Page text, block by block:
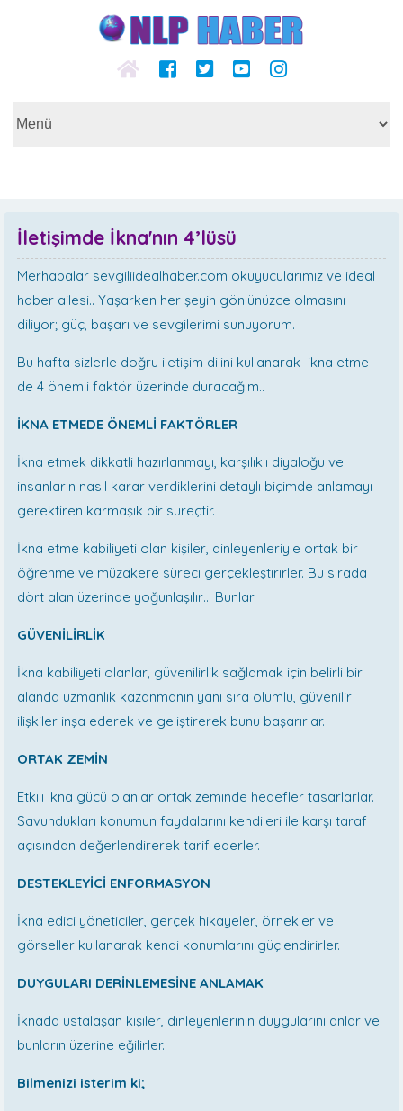
İletişimde İkna'nın 4’lüsü
Merhabalar sevgiliidealhaber.com okuyucularımız ve ideal
haber ailesi.. Yaşarken her şeyin gönlünüzce olmasını
diliyor; güç, başarı ve sevgilerimi sunuyorum.
Bu hafta sizlerle doğru iletişim dilini kullanarak ikna etme
de 4 önemli faktör üzerinde duracağım..
İKNA ETMEDE ÖNEMLİ FAKTÖRLER
İkna etmek dikkatli hazırlanmayı, karşılıklı diyaloğu ve
insanların nasıl karar verdiklerini detaylı biçimde anlamayı
gerektiren karmaşık bir süreçtir.
İkna etme kabiliyeti olan kişiler, dinleyenleriyle ortak bir
öğrenme ve müzakere süreci gerçekleştirirler. Bu sırada
dört alan üzerinde yoğunlaşılır… Bunlar
GÜVENİLİRLİK
İkna kabiliyeti olanlar, güvenilirlik sağlamak için belirli bir
alanda uzmanlık kazanmanın yanı sıra olumlu, güvenilir
ilişkiler inşa ederek ve geliştirerek bunu başarırlar.
ORTAK ZEMİN
Etkili ikna gücü olanlar ortak zeminde hedefler tasarlarlar.
Savundukları konumun faydalarını kendileri ile karşı taraf
açısından değerlendirerek tarif ederler.
DESTEKLEYİCİ ENFORMASYON
İkna edici yöneticiler, gerçek hikayeler, örnekler ve
görseller kullanarak kendi konumlarını güçlendirirler.
DUYGULARI DERİNLEMESİNE ANLAMAK
İknada ustalaşan kişiler, dinleyenlerinin duygularını anlar ve
bunların üzerine eğilirler.
Bilmenizi isterim ki;